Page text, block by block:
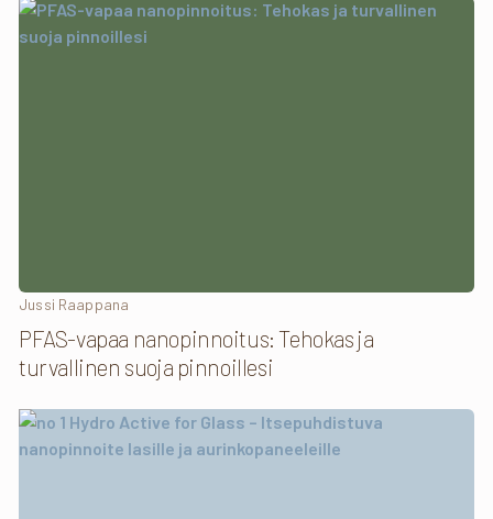
PFAS-vapaa nanopinnoitus: Tehokas ja
turvallinen suoja pinnoillesi
Jussi Raappana